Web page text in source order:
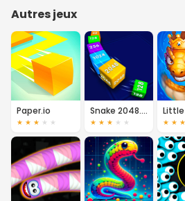
Autres jeux
Paper.io
★ ★ ★ ★ ★
Snake 2048.io
★ ★ ★ ★ ★ ★ ★ ★